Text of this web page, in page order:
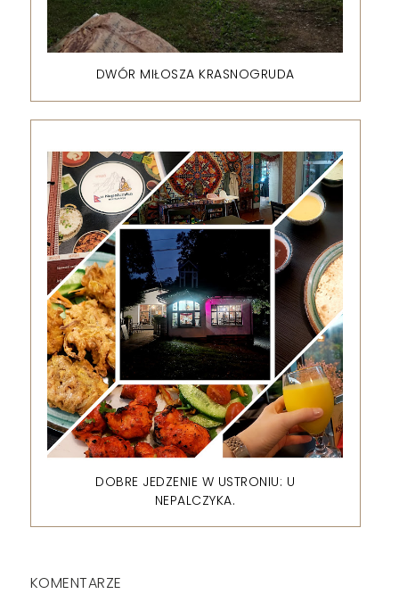
DWÓR MIŁOSZA KRASNOGRUDA
DOBRE JEDZENIE W USTRONIU: U
NEPALCZYKA.
KOMENTARZE